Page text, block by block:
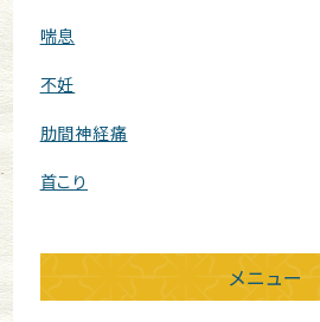
喘息
不妊
肋間神経痛
首こり
メニュー